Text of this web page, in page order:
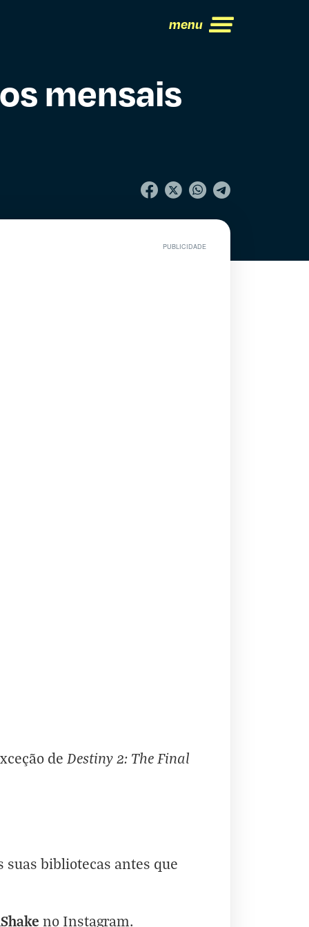
menu
mensais
de Destiny 2: The Final
suas bibliotecas antes que
no Instagram.